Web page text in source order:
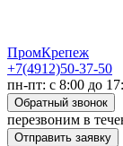
ПромКрепеж
+7(4912)50-37-50
пн-пт: с 8:00 до
Обратный звонок
перезвоним в
Отправить заявку